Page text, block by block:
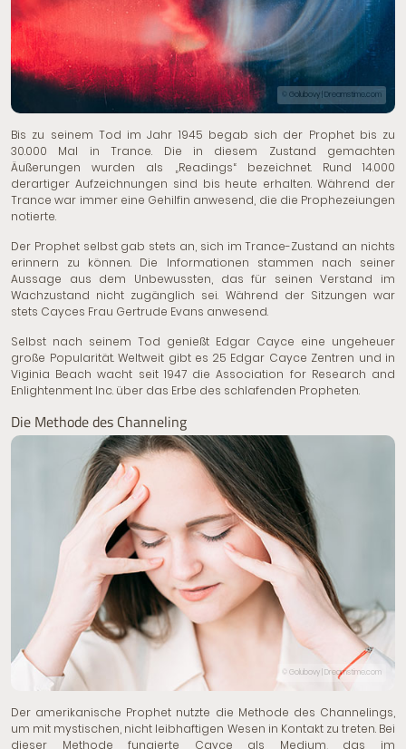
© Golubovy | Dreamstime.com
Bis zu seinem Tod im Jahr 1945 begab sich der Prophet bis zu
30.000 Mal in Trance. Die in diesem Zustand gemachten
Äußerungen wurden als „Readings“ bezeichnet. Rund 14.000
derartiger Aufzeichnungen sind bis heute erhalten. Während der
Trance war immer eine Gehilfin anwesend, die die Prophezeiungen
notierte.
Der Prophet selbst gab stets an, sich im Trance-Zustand an nichts
erinnern zu können. Die Informationen stammen nach seiner
Aussage aus dem Unbewussten, das für seinen Verstand im
Wachzustand nicht zugänglich sei. Während der Sitzungen war
stets Cayces Frau Gertrude Evans anwesend.
Selbst nach seinem Tod genießt Edgar Cayce eine ungeheuer
große Popularität. Weltweit gibt es 25 Edgar Cayce Zentren und in
Viginia Beach wacht seit 1947 die Association for Research and
Enlightenment Inc. über das Erbe des schlafenden Propheten.
Die Methode des Channeling
© Golubovy | Dreamstime.com
Der amerikanische Prophet nutzte die Methode des Channelings,
um mit mystischen, nicht leibhaftigen Wesen in Kontakt zu treten. Bei
dieser Methode fungierte Cayce als Medium, das im